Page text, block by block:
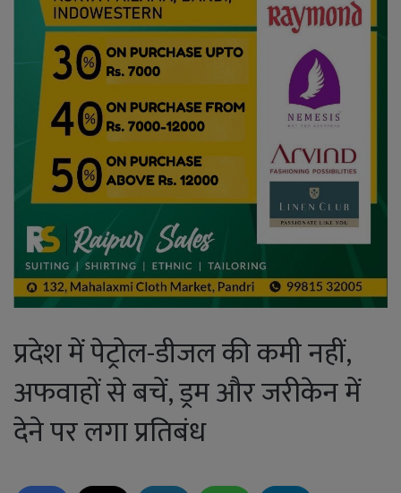
प्रदेश में पेट्रोल-डीजल की कमी नहीं,
अफवाहों से बचें, ड्रम और जरीकेन में
देने पर लगा प्रतिबंध